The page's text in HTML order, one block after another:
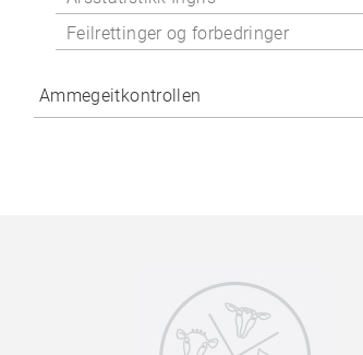
Feilrettinger og forbedringer
Ammegeitkontrollen